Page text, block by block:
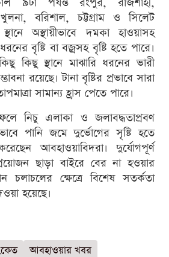
বরিশাল, চট্টগ্রাম ও সিলেট
অস্থায়ীভাবে দমকা হাওয়াসহ
বৃষ্টি বা বজ্রসহ বৃষ্টি হতে পারে।
কিছু স্থানে মাঝারি ধরনের ভারী
রয়েছে। টানা বৃষ্টির প্রভাবে সারা
সামান্য হ্রাস পেতে পারে।
নিচু এলাকা ও জলাবদ্ধতাপ্রবণ
পানি জমে দুর্ভোগের সৃষ্টি হতে
আবহাওয়াবিদরা। দুর্যোগপূর্ণ
ছাড়া বাইরে বের না হওয়ার
চলাচলের ক্ষেত্রে বিশেষ সতর্কতা
হয়েছে।
আবহাওয়ার খবর